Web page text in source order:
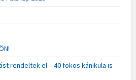
rendeltek el – 40 fokos kánikula is